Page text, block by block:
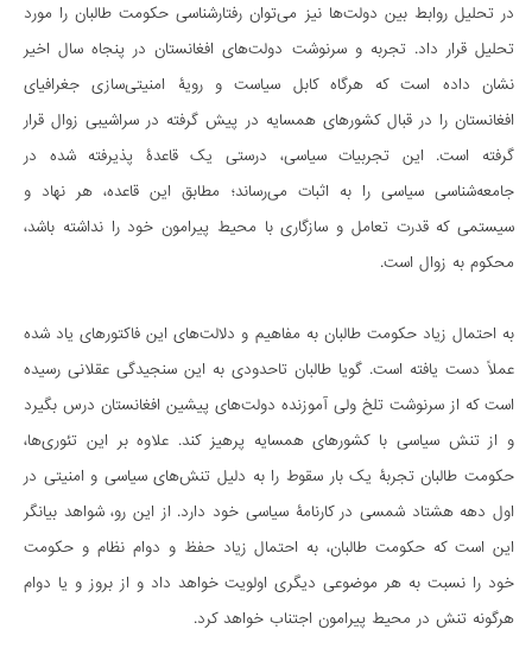
در تحلیل روابط بین دولت‌ها نیز می‌توان رفتارشناسی حکومت طالبان را مورد
تحلیل قرار داد. تجربه‌ و سرنوشت دولت‌های افغانستان در پنجاه سال اخیر
نشان داده است که هرگاه کابل سیاست و رویۀ‌ امنیتی‌سازی جغرافیای
افغانستان را در قبال کشورهای همسایه در پیش گرفته در سراشیبی زوال قرار
گرفته است. این تجربیات سیاسی، درستی یک قاعدۀ‌ پذیرفته شده در
جامعه‌شناسی سیاسی را به اثبات می‌رساند؛ مطابق این قاعده، هر نهاد و
سیستمی که قدرت تعامل و سازگاری با محیط پیرامون خود را نداشته باشد،
محکوم به زوال است.
به احتمال زیاد حکومت طالبان به مفاهیم و دلالت‌های این فاکتورهای یاد شده
عملاً دست یافته است. گویا طالبان تاحدودی به این سنجیدگی عقلانی رسیده
است که از سرنوشت‌ تلخ ولی آموزنده‌ دولت‌های پیشین افغانستان درس بگیرد
و از تنش‌ سیاسی با کشورهای همسایه پرهیز کند. علاوه بر این تئوری‌ها،
حکومت طالبان تجربۀ یک بار سقوط را به دلیل تنش‌های سیاسی و امنیتی در
اول دهه هشتاد شمسی در کارنامۀ سیاسی خود دارد. از این رو، شواهد بیانگر
این است که حکومت طالبان، به احتمال زیاد حفظ و دوام نظام و حکومت
خود را نسبت به هر موضوعی دیگری اولویت خواهد داد و از بروز و یا دوام
هرگونه تنش در محیط پیرامون اجتناب خواهد کرد.